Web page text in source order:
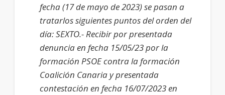
fecha (17 de mayo de 2023) se pasan a
tratarlos siguientes puntos del orden del
día: SEXTO.- Recibir por presentada
denuncia en fecha 15/05/23 por la
formación PSOE contra la formación
Coalición Canaria y presentada
contestación en fecha 16/07/2023 en